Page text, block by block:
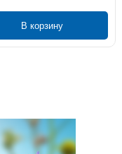
В корзину